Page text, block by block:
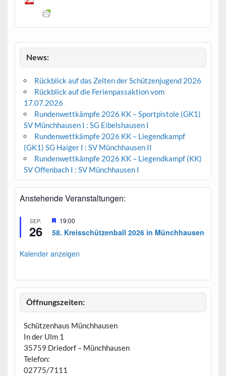
News:
Rückblick auf das Zelten der Schützenjugend 2026
Rückblick auf die Ferienpassaktion vom
17.07.2026
Rundenwettkämpfe 2026 KK – Sportpistole (GK1)
SV Münchhausen I : SG Eibelshausen I
Rundenwettkämpfe 2026 KK – Liegendkampf
(GK1) SG Haiger I : SV Münchhausen II
Rundenwettkämpfe 2026 KK – Liegendkampf (KK)
SV Offenbach I : SV Münchhausen I
Anstehende Veranstaltungen:
SEP.
26
H
r
o
o
b
19:00
58. Kreisschützenball 2026 in Münchhausen
Kalender anzeigen
Öffnungszeiten:
Schützenhaus Münchhausen
In der Ulm 1
35759 Driedorf – Münchhausen
Telefon:
02775/7111